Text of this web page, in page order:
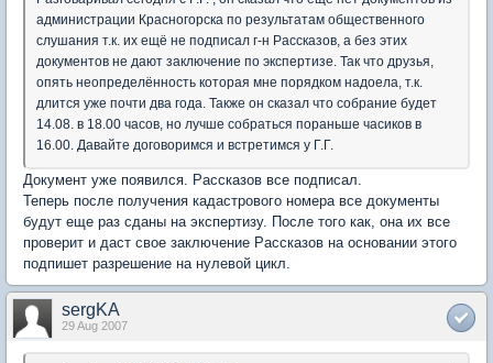
администрации Красногорска по результатам общественного
слушания т.к. их ещё не подписал г-н Рассказов, а без этих
документов не дают заключение по экспертизе. Так что друзья,
опять неопределённость которая мне порядком надоела, т.к.
длится уже почти два года. Также он сказал что собрание будет
14.08. в 18.00 часов, но лучше собраться пораньше часиков в
16.00. Давайте договоримся и встретимся у Г.Г.
Документ уже появился. Рассказов все подписал.
Теперь после получения кадастрового номера все документы
будут еще раз сданы на экспертизу. После того как, она их все
проверит и даст свое заключение Рассказов на основании этого
подпишет разрешение на нулевой цикл.
sergKA
29 Aug 2007